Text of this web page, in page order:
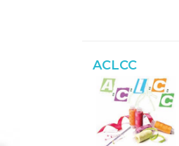
ACLCC